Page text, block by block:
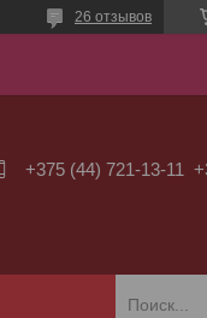
26 отзывов
+375 (44) 721-13-11